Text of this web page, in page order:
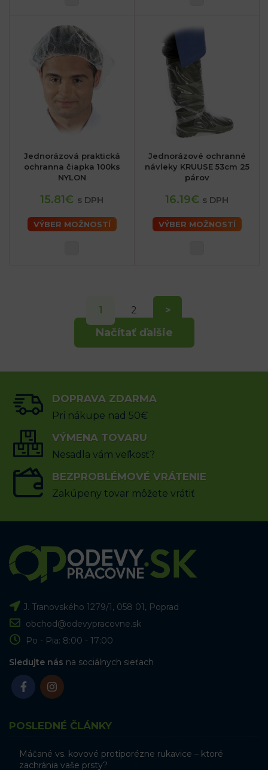
Jednorázová praktická
ochranna čiapka 100ks
NYLON
15.81€ s DPH
VÝBER MOŽNOSTÍ
Jednorázové ochranné
návleky KRUUSE 53cm 25
párov
16.19€ s DPH
VÝBER MOŽNOSTÍ
Načítať ďalšie
1 2 >
DOPRAVA ZDARMA
Pri nákupe nad 50€
VÝMENA TOVARU
Nesadla vám veľkosť?
BEZPROBLÉMOVÉ VRÁTENIE
Zakúpeny tovar môžete vrátiť
J. Tranovského 1279/1, 058 01, Poprad
obchod@odevypracovne.sk
Po - Pia: 8:00 - 17:00
Sledujte nás na sociálnych sieťach
POSLEDNÉ ČLÁNKY
Máčané vs. kovové protiporézne rukavice – ktoré
zachránia vaše prsty?